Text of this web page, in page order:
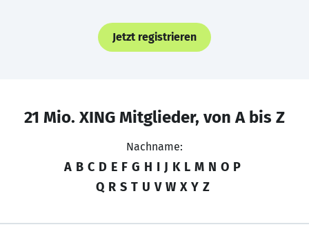
Jetzt registrieren
21 Mio. XING Mitglieder, von A bis Z
Nachname:
A B C D E F G H I J K L M N O P
Q R S T U V W X Y Z